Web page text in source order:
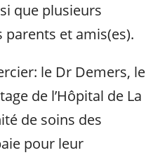
que plusieurs
parents et amis(es).
le Dr Demers, le
de l’Hôpital de La
de soins des
pour leur